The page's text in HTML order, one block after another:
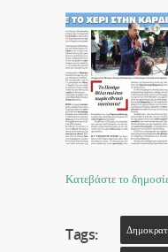
Κατεβάστε το
Tags: